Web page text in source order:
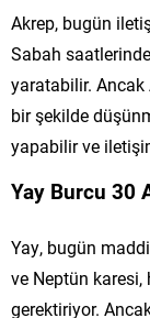
Akrep, bugün
Sabah saatlerinde
yaratabilir. Ancak
bir şekilde
yapabilir ve
Yay Burcu 30
Yay, bugün
ve Neptün karesi,
gerektiriyor.